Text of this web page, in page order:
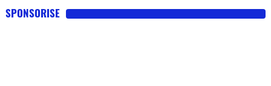
SPONSORISE